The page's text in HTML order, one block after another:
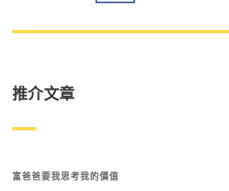
推介文章
富爸爸要我思考我的價值